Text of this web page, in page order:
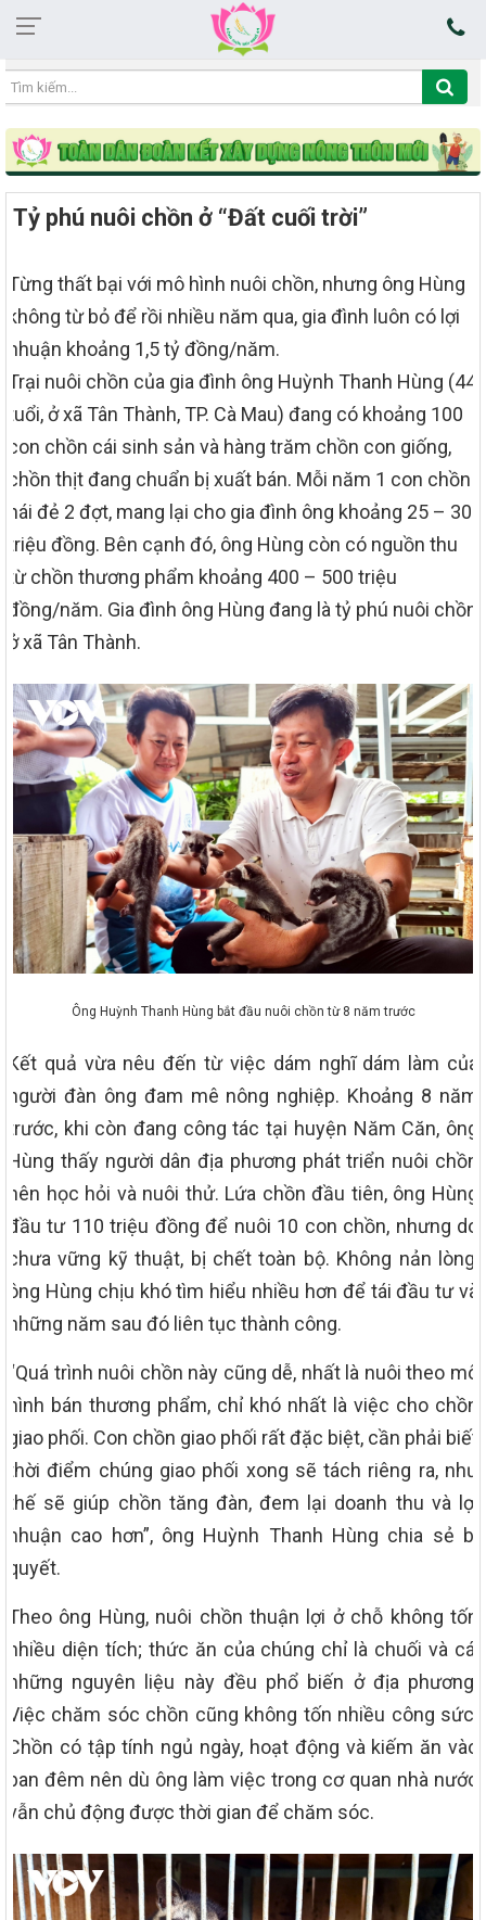
13:55:38 08/08/2026
Tỷ phú nuôi chồn ở “Đất cuối trời”
Từng thất bại với mô hình nuôi chồn, nhưng ông Hùng
không từ bỏ để rồi nhiều năm qua, gia đình luôn có lợi
nhuận khoảng 1,5 tỷ đồng/năm.
Trại nuôi chồn của gia đình ông Huỳnh Thanh Hùng (44
tuổi, ở xã Tân Thành, TP. Cà Mau) đang có khoảng 100
con chồn cái sinh sản và hàng trăm chồn con giống,
chồn thịt đang chuẩn bị xuất bán. Mỗi năm 1 con chồn
nái đẻ 2 đợt, mang lại cho gia đình ông khoảng 25 – 30
triệu đồng. Bên cạnh đó, ông Hùng còn có nguồn thu
từ chồn thương phẩm khoảng 400 – 500 triệu
đồng/năm. Gia đình ông Hùng đang là tỷ phú nuôi chồn
ở xã Tân Thành.
Ông Huỳnh Thanh Hùng bắt đầu nuôi chồn từ 8 năm trước
Kết quả vừa nêu đến từ việc dám nghĩ dám làm của
người đàn ông đam mê nông nghiệp. Khoảng 8 năm
trước, khi còn đang công tác tại huyện Năm Căn, ông
Hùng thấy người dân địa phương phát triển nuôi chồn
nên học hỏi và nuôi thử. Lứa chồn đầu tiên, ông Hùng
đầu tư 110 triệu đồng để nuôi 10 con chồn, nhưng do
chưa vững kỹ thuật, bị chết toàn bộ. Không nản lòng,
ông Hùng chịu khó tìm hiểu nhiều hơn để tái đầu tư và
những năm sau đó liên tục thành công.
“Quá trình nuôi chồn này cũng dễ, nhất là nuôi theo mô
hình bán thương phẩm, chỉ khó nhất là việc cho chồn
giao phối. Con chồn giao phối rất đặc biệt, cần phải biết
thời điểm chúng giao phối xong sẽ tách riêng ra, như
thế sẽ giúp chồn tăng đàn, đem lại doanh thu và lợi
nhuận cao hơn”, ông Huỳnh Thanh Hùng chia sẻ bí
quyết.
Theo ông Hùng, nuôi chồn thuận lợi ở chỗ không tốn
nhiều diện tích; thức ăn của chúng chỉ là chuối và cá,
những nguyên liệu này đều phổ biến ở địa phương.
Việc chăm sóc chồn cũng không tốn nhiều công sức.
Chồn có tập tính ngủ ngày, hoạt động và kiếm ăn vào
ban đêm nên dù ông làm việc trong cơ quan nhà nước
vẫn chủ động được thời gian để chăm sóc.